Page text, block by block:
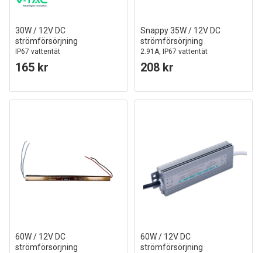
30W / 12V DC
strömförsörjning
IP67 vattentät
165 kr
Snappy 35W / 12V DC
strömförsörjning
2.91A, IP67 vattentät
208 kr
60W / 12V DC
strömförsörjning
60W / 12V DC
strömförsörjning